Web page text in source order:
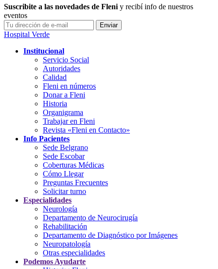
Suscribite a las novedades de Fleni y recibí info de nuestros
eventos
Hospital Verde
Institucional
Servicio Social
Autoridades
Calidad
Fleni en números
Donar a Fleni
Historia
Organigrama
Trabajar en Fleni
Revista «Fleni en Contacto»
Info Pacientes
Sede Belgrano
Sede Escobar
Coberturas Médicas
Cómo Llegar
Preguntas Frecuentes
Solicitar turno
Especialidades
Neurología
Departamento de Neurocirugía
Rehabilitación
Departamento de Diagnóstico por Imágenes
Neuropatología
Otras especialidades
Podemos Ayudarte